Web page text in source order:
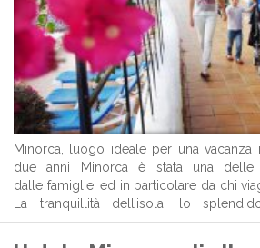
Minorca, luogo ideale per una vacanza
due anni Minorca è stata una delle
dalle famiglie, ed in particolare da chi
La tranquillità dell’isola, lo
soprattutto le infinite spiagge di sabbia